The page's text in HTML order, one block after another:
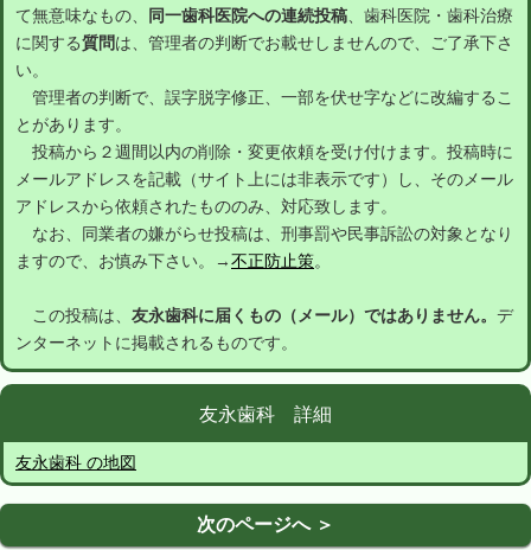
て無意味なもの、
同一歯科医院への連続投稿、歯科医院・歯科治療
に関する質問は、管理者の判断でお載せしませんので、ご了承下さ
い。
管理者の判断で、誤字脱字修正、一部を伏せ字などに改編するこ
とがあります。
投稿から２週間以内の削除・変更依頼を受け付けます。投稿時に
メールアドレスを記載（サイト上には非表示です）し、そのメール
アドレスから依頼されたもののみ、対応致します。
なお、同業者の嫌がらせ投稿は、刑事罰や民事訴訟の対象となり
ますので、お慎み下さい。→不正防止策。
この投稿は、 友永歯科に届くもの（メール）ではありません。 デ
ンターネットに掲載されるものです。
友永歯科 詳細
友永歯科 の地図
次のページへ ＞